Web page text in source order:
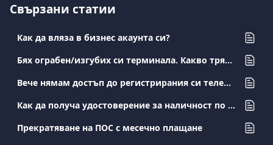
Свързани статии
Как да вляза в бизнес акаунта си?
Бях ограбен/изгубих си терминала. Какво трябва да направя?
Вече нямам достъп до регистрирания си телефонен номер. Как мога да го променя?
Как да получа удостоверение за наличност по моята бизнес сметка?
Прекратяване на ПОС с месечно плащане